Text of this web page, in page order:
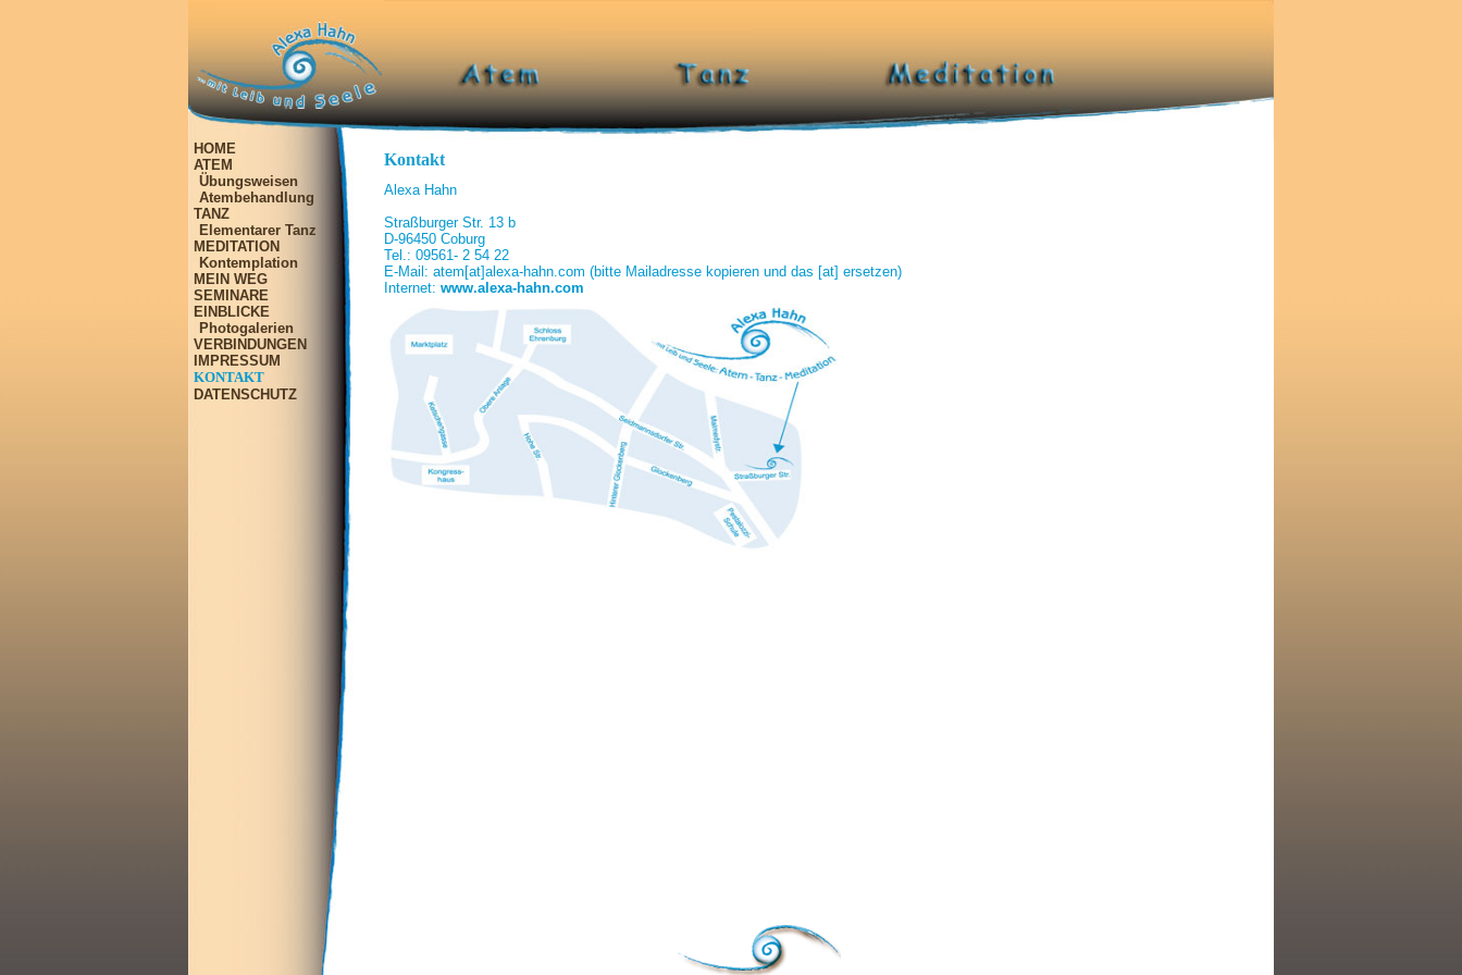
HOME
ATEM
Übungsweisen
Atembehandlung
TANZ
Elementarer Tanz
MEDITATION
Kontemplation
MEIN WEG
SEMINARE
EINBLICKE
Photogalerien
VERBINDUNGEN
IMPRESSUM
KONTAKT
DATENSCHUTZ
Kontakt
Alexa Hahn
Straßburger Str. 13 b
D-96450 Coburg
Tel.: 09561- 2 54 22
E-Mail: atem[at]alexa-hahn.com (bitte Mailadresse kopieren und das [at] ersetzen)
Internet: www.alexa-hahn.com